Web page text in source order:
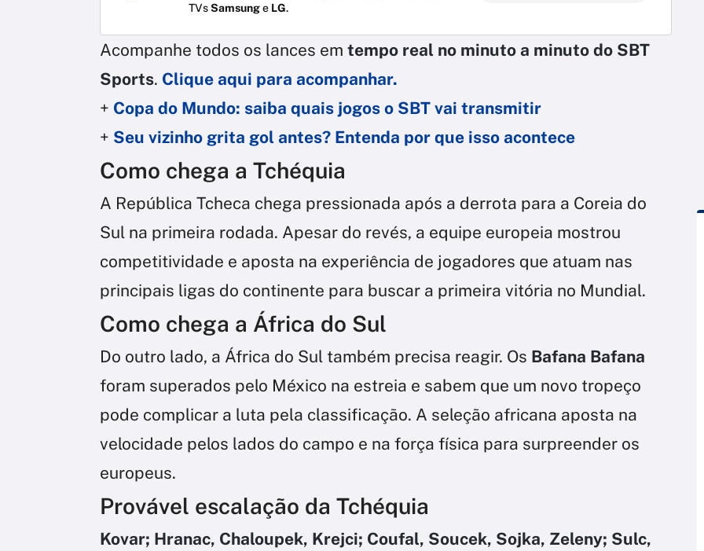
TVsSamsunge LG.
Acompanhe todos os lances em tempo real no minuto a minuto do SBT
Sports. Clique aqui para acompanhar.
+ Copa do Mundo: saiba quais jogos o SBT vai transmitir
+ Seu vizinho grita gol antes? Entenda por que isso acontece
Como chega a Tchéquia
A República Tcheca chega pressionada após a derrota para a Coreia do
Sul na primeira rodada. Apesar do revés, a equipe europeia mostrou
competitividade e aposta na experiência de jogadores que atuam nas
principais ligas do continente para buscar a primeira vitória no Mundial.
Como chega a África do Sul
Do outro lado, a África do Sul também precisa reagir. Os Bafana Bafana
foram superados pelo México na estreia e sabem que um novo tropeço
pode complicar a luta pela classificação. A seleção africana aposta na
velocidade pelos lados do campo e na força física para surpreender os
europeus.
Provável escalação da Tchéquia
Kovar; Hranac, Chaloupek, Krejci; Coufal, Soucek, Sojka, Zeleny; Sulc,